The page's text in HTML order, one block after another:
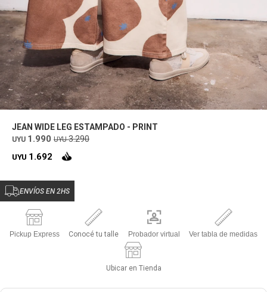
JEAN WIDE LEG ESTAMPADO - PRINT
UYU 1.990 UYU 3.290
UYU 1.692
ENVÍOS EN 2HS
Pickup Express Conocé tu talle Probador virtual Ver tabla de medidas
Ubicar en Tienda